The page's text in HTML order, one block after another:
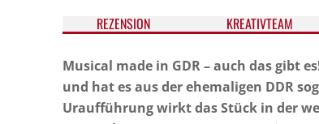
REZEN­SION KREATIV­TEAM
Musical made in GDR – auch das gibt
und hat es aus der ehemaligen DDR
Uraufführung wirkt das Stück in der